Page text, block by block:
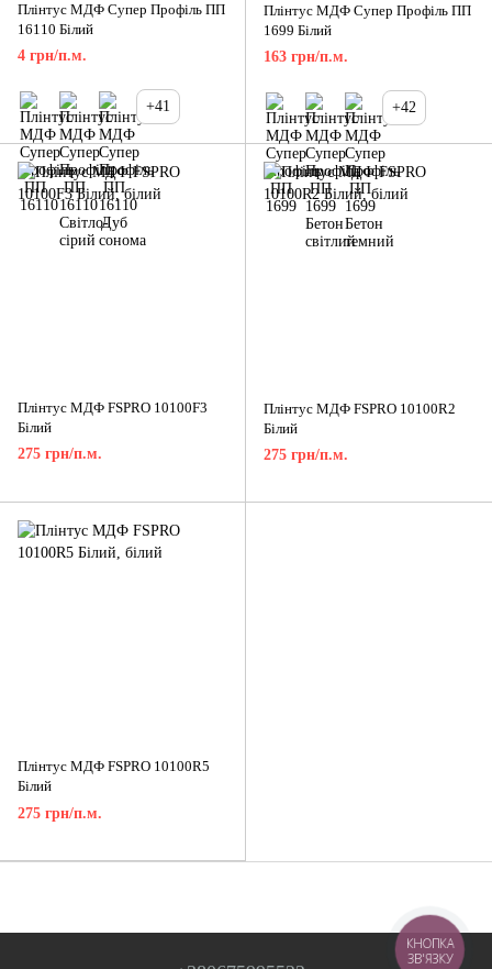
Плінтус МДФ Супер Профіль ПП
16110 Білий
4 грн/п.м.
+41
Плінтус МДФ Супер Профіль ПП
1699 Білий
163 грн/п.м.
+42
Плінтус МДФ FSPRO 10100F3
Білий
275 грн/п.м.
Плінтус МДФ FSPRO 10100R2
Білий
275 грн/п.м.
Плінтус МДФ FSPRO 10100R5
Білий
275 грн/п.м.
КНОПКА
ЗВ'ЯЗКУ